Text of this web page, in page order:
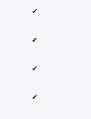
✔︎
✔︎
✔︎
✔︎